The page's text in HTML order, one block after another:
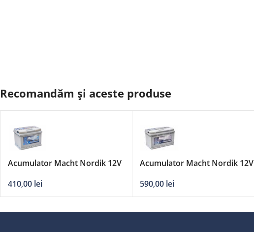
Recomandăm și aceste produse
Acumulator Macht Nordik 12V
410,00 lei
Acumulator Macht Nordik 12V
590,00 lei